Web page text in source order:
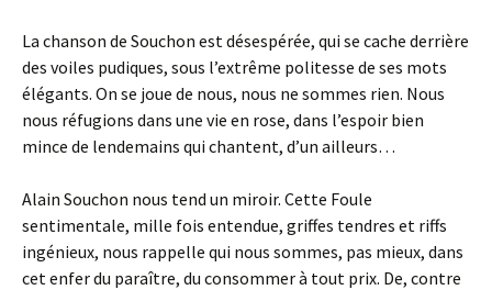
La chanson de Souchon est désespérée, qui se cache derrière
des voiles pudiques, sous l’extrême politesse de ses mots
élégants. On se joue de nous, nous ne sommes rien. Nous
nous réfugions dans une vie en rose, dans l’espoir bien
mince de lendemains qui chantent, d’un ailleurs…
Alain Souchon nous tend un miroir. Cette Foule
sentimentale, mille fois entendue, griffes tendres et riffs
ingénieux, nous rappelle qui nous sommes, pas mieux, dans
cet enfer du paraître, du consommer à tout prix. De, contre